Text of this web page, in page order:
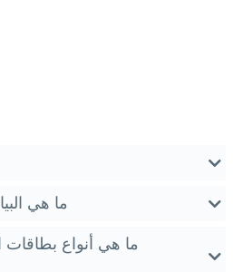
ما هي
ما هي أنواع بطاقات